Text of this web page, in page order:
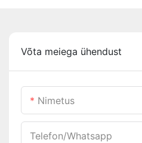
Võta meiega ühendust
Nimetus
Telefon/whatsapp